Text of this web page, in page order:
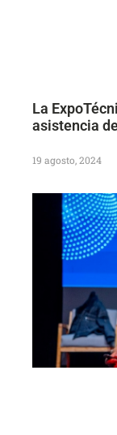
La
asistencia
19 agosto, 2024